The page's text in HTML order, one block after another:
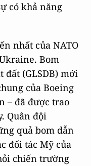
có khả năng
nhất của NATO
Bom
(GLSDB) mới
của Boeing
– đã được trao
Quân đội
quả bom dẫn
đối tác Mỹ của
chiến trường